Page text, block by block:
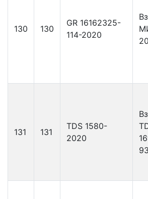
130 130
GR 16162325-
114-2020
131 131
TDS 1580-
2020
93